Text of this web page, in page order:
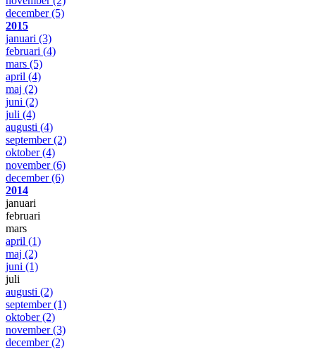
december(5)
2015
januari (3)
februari (4)
mars (5)
april (4)
maj (2)
juni (2)
juli (4)
augusti (4)
september(2)
oktober(4)
november(6)
december(6)
2014
januari
februari
mars
april (1)
maj (2)
juni (1)
juli
augusti (2)
september(1)
oktober(2)
november(3)
december(2)